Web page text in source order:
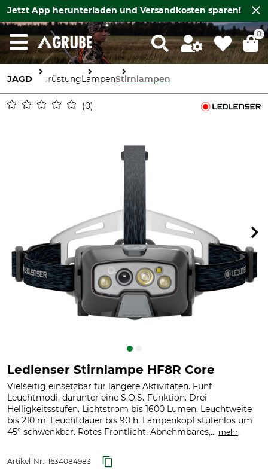
Jetzt App herunterladen und Versandkosten sparen!
0
JAGD AusrüstungLampenStirnlampen
0
Ledlenser Stirnlampe HF8R Core
Vielseitig einsetzbar für längere Aktivitäten. Fünf
Leuchtmodi, darunter eine S.O.S.-Funktion. Drei
Helligkeitsstufen. Lichtstrom bis 1600 Lumen. Leuchtweite
bis 210 m. Leuchtdauer bis 90 h. Lampenkopf stufenlos um
45° schwenkbar. Rotes Frontlicht. Abnehmbares,... mehr.
Artikel-Nr.: 1634084983